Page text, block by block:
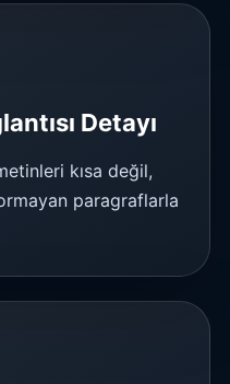
Detayı
kısa değil,
paragraflarla